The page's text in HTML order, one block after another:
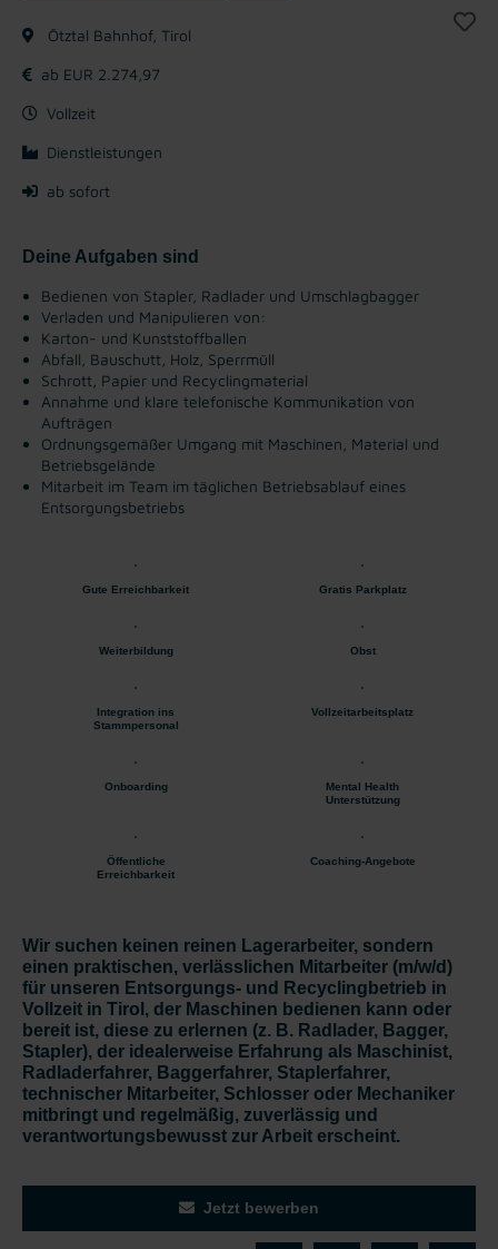
Ötztal Bahnhof, Tirol
ab EUR 2.274,97
Vollzeit
Dienstleistungen
ab sofort
Deine Aufgaben sind
Bedienen von Stapler, Radlader und Umschlagbagger
Verladen und Manipulieren von:
Karton- und Kunststoffballen
Abfall, Bauschutt, Holz, Sperrmüll
Schrott, Papier und Recyclingmaterial
Annahme und klare telefonische Kommunikation von
Aufträgen
Ordnungsgemäßer Umgang mit Maschinen, Material und
Betriebsgelände
Mitarbeit im Team im täglichen Betriebsablauf eines
Entsorgungsbetriebs
Gute Erreichbarkeit Gratis Parkplatz
Weiterbildung Obst
Integration ins
Stammpersonal
Vollzeitarbeitsplatz
Onboarding
Mental Health
Unterstützung
Öffentliche
Erreichbarkeit
Coaching-Angebote
Wir suchen keinen reinen Lagerarbeiter, sondern
einen praktischen, verlässlichen Mitarbeiter (m/w/d)
für unseren Entsorgungs- und Recyclingbetrieb in
Vollzeit in Tirol, der Maschinen bedienen kann oder
bereit ist, diese zu erlernen (z. B. Radlader, Bagger,
Stapler), der idealerweise Erfahrung als Maschinist,
Radladerfahrer, Baggerfahrer, Staplerfahrer,
technischer Mitarbeiter, Schlosser oder Mechaniker
mitbringt und regelmäßig, zuverlässig und
verantwortungsbewusst zur Arbeit erscheint.
Jetzt bewerben